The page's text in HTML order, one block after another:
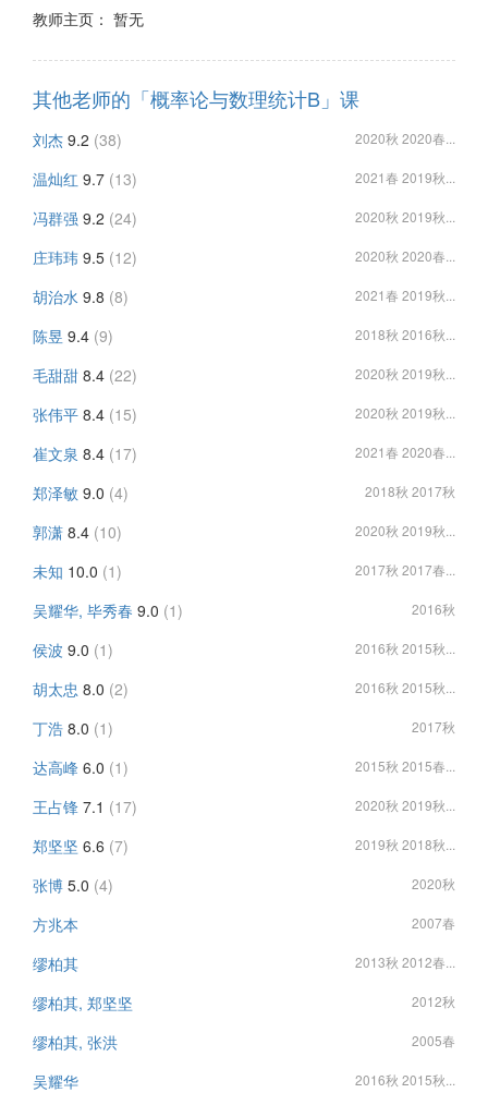
教师主页： 暂无
其他老师的「概率论与数理统计B」课
刘杰 9.2 (38) 2020秋 2020春...
温灿红 9.7 (13) 2021春 2019秋...
冯群强 9.2 (24) 2020秋 2019秋...
庄玮玮 9.5 (12) 2020秋 2020春...
胡治水 9.8 (8) 2021春 2019秋...
陈昱 9.4 (9) 2018秋 2016秋...
毛甜甜 8.4 (22) 2020秋 2019秋...
张伟平 8.4 (15) 2020秋 2019秋...
崔文泉 8.4 (17) 2021春 2020春...
郑泽敏 9.0 (4) 2018秋 2017秋
郭潇 8.4 (10) 2020秋 2019秋...
未知 10.0 (1) 2017秋 2017春...
吴耀华, 毕秀春 9.0 (1) 2016秋
侯波 9.0 (1) 2016秋 2015秋...
胡太忠 8.0 (2) 2016秋 2015秋...
丁浩 8.0 (1) 2017秋
达高峰 6.0 (1) 2015秋 2015春...
王占锋 7.1 (17) 2020秋 2019秋...
郑坚坚 6.6 (7) 2019秋 2018秋...
张博 5.0 (4) 2020秋
方兆本 2007春
缪柏其 2013秋 2012春...
缪柏其, 郑坚坚 2012秋
缪柏其, 张洪 2005春
吴耀华 2016秋 2015秋...